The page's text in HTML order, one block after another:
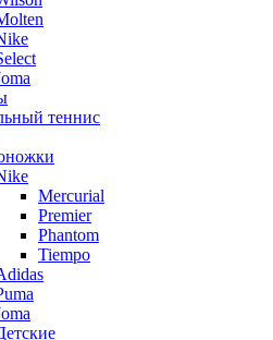
теннис
Mercurial
Premier
Phantom
Tiempo